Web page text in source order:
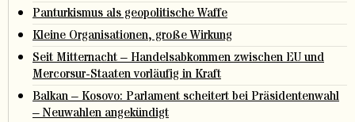
Panturkismus als geopolitische Waffe
Kleine Organisationen, große Wirkung
Seit Mitternacht – Handelsabkommen zwischen EU und
Mercorsur-Staaten vorläufig in Kraft
Balkan – Kosovo: Parlament scheitert bei Präsidentenwahl
– Neuwahlen angekündigt